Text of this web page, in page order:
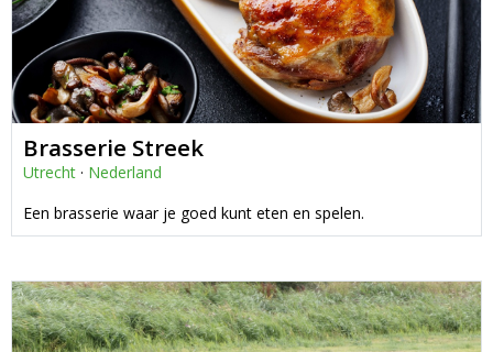
Brasserie Streek
Utrecht · Nederland
Een brasserie waar je goed kunt eten en spelen.